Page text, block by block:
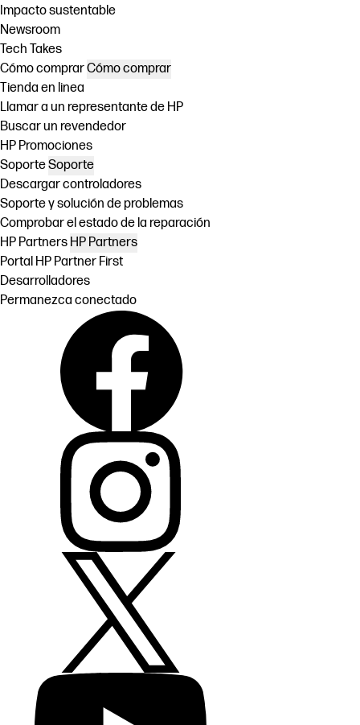
Impacto sustentable
Newsroom
Tech Takes
Cómo comprarCómo comprar
Tienda en linea
Llamar a un representante de HP
Buscar un revendedor
HP Promociones
SoporteSoporte
Descargar controladores
Soporte y solución de problemas
Comprobar el estado de la reparación
HP Partners HP Partners
Portal HP Partner First
Desarrolladores
Permanezca conectado